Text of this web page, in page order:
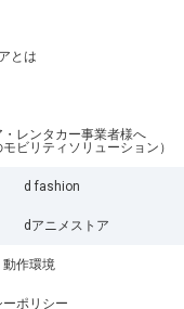
とは
・レンタカー事業者様へ
モビリティソリューション）
d fashion
dアニメストア
動作環境
ポリシー